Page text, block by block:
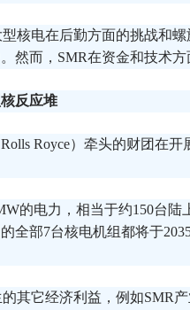
核电在后勤方面的挑战和
然而，SMR在资金和技术
反应堆
Royce）牵头的财团在开
的电力，相当于约150台陆
全部7台核电机组都将于
其它经济利益，例如SMR